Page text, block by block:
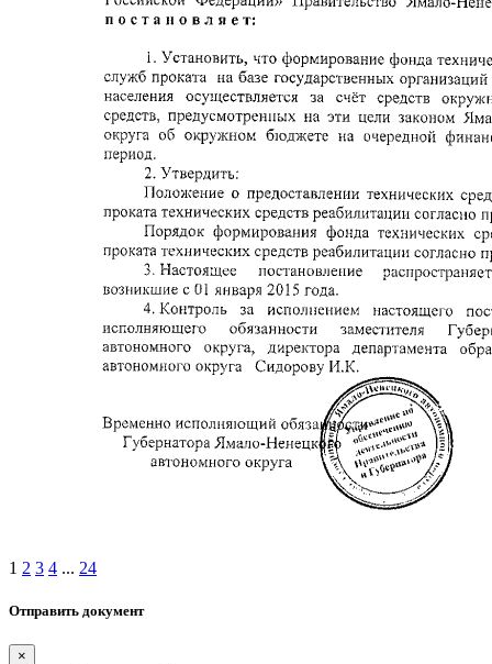
1 2 3 4 ... 24
Отправить документ
×